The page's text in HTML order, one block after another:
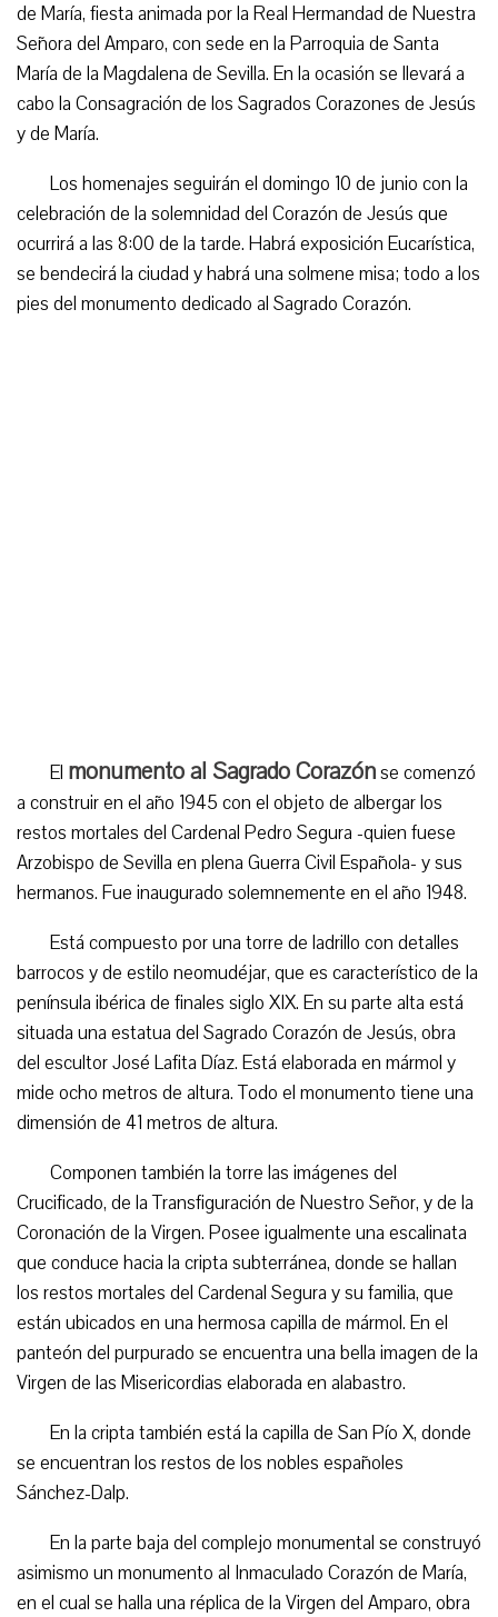
de María, fiesta animada por la Real Hermandad de Nuestra
Señora del Amparo, con sede en la Parroquia de Santa
María de la Magdalena de Sevilla. En la ocasión se llevará a
cabo la Consagración de los Sagrados Corazones de Jesús
y de María.
Los homenajes seguirán el domingo 10 de junio con la
celebración de la solemnidad del Corazón de Jesús que
ocurrirá a las 8:00 de la tarde. Habrá exposición Eucarística,
se bendecirá la ciudad y habrá una solmene misa; todo a los
pies del monumento dedicado al Sagrado Corazón.
El monumento al Sagrado Corazónse comenzó
a construir en el año 1945 con el objeto de albergar los
restos mortales del Cardenal Pedro Segura -quien fuese
Arzobispo de Sevilla en plena Guerra Civil Española- y sus
hermanos. Fue inaugurado solemnemente en el año 1948.
Está compuesto por una torre de ladrillo con detalles
barrocos y de estilo neomudéjar, que es característico de la
península ibérica de finales siglo XIX. En su parte alta está
situada una estatua del Sagrado Corazón de Jesús, obra
del escultor José Lafita Díaz. Está elaborada en mármol y
mide ocho metros de altura. Todo el monumento tiene una
dimensión de 41 metros de altura.
Componen también la torre las imágenes del
Crucificado, de la Transfiguración de Nuestro Señor, y de la
Coronación de la Virgen. Posee igualmente una escalinata
que conduce hacia la cripta subterránea, donde se hallan
los restos mortales del Cardenal Segura y su familia, que
están ubicados en una hermosa capilla de mármol. En el
panteón del purpurado se encuentra una bella imagen de la
Virgen de las Misericordias elaborada en alabastro.
En la cripta también está la capilla de San Pío X, donde
se encuentran los restos de los nobles españoles
Sánchez-Dalp.
En la parte baja del complejo monumental se construyó
asimismo un monumento al Inmaculado Corazón de María,
en el cual se halla una réplica de la Virgen del Amparo, obra